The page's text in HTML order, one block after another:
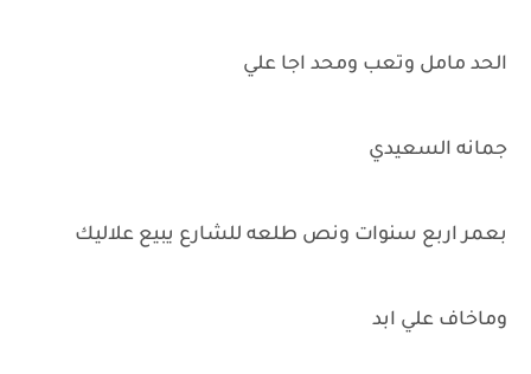
الحد مامل وتعب ومحد اجا علي
جمانه السعيدي
بعمر اربع سنوات ونص طلعه للشارع يبيع علاليك
وماخاف علي ابد